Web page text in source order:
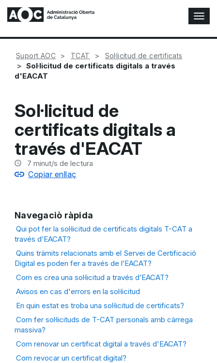
A
l
t
Suport AOC TCAT Sol·licitud de certificats
Sol·licitud de certificats digitals a través
d'EACAT
Sol·licitud de
certificats digitals a
través d'EACAT
7 minut/s de lectura
Copiar enllaç
Navegaciò ràpida
Qui pot fer la sol·licitud de certificats digitals T-CAT a
través d’EACAT?
Quins tràmits relacionats amb el Servei de Certificació
Digital es poden fer a través de l’EACAT?
Com es crea una sol·licitud a través d’EACAT?
Avisos en cas d'errors en la sol·licitud
En quin estat es troba una sol·licitud de certificats?
Com fer sol·licituds de T-CAT personals amb càrrega
massiva?
Com renovar un certificat digital a través d'EACAT?
Com revocar un certificat digital?